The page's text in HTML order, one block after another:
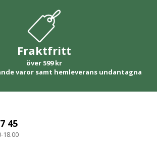
Fraktfritt
över 599 kr
varor samt hemleverans undantagna
45
18.00